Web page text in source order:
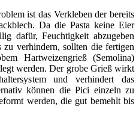
ist das Verkleben der bereits
Da die Pasta keine Eier
dafür, Feuchtigkeit abzugeben
verhindern, sollten die fertigen
Hartweizengrieß (Semolina)
werden. Der grobe Grieß wirkt
und verhindert das
können die Pici einzeln zu
werden, die gut bemehlt bis